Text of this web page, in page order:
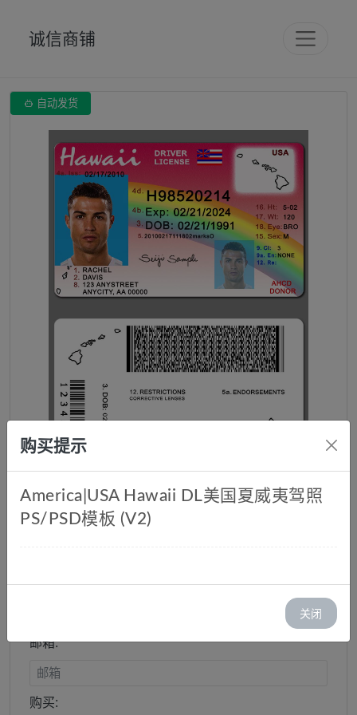
诚信商铺
 自动发货
库存：1
邮箱:
购买:
购买提示
America|USA Hawaii DL美国夏威夷驾照
PS/PSD模板 (V2)
关闭